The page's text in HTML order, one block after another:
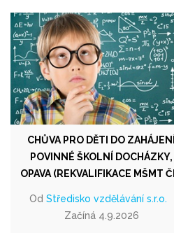
CHŮVA PRO DĚTI DO ZAHÁJENÍ
POVINNÉ ŠKOLNÍ DOCHÁZKY,
OPAVA (REKVALIFIKACE MŠMT
Od Středisko vzdělávání s.r.o.
Začíná 4.9.2026